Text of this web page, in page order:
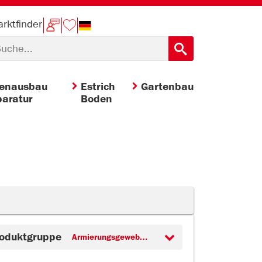
Estrich
Boden
Gartenbau
Armierungsgewebe (3)